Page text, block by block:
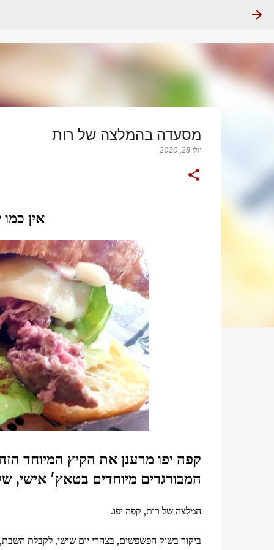
מסעדה בהמלצה של רות
יולי 28, 2020
אין
קפה יפו מרענן את הקיץ המיוחד
המבורגרים מיוחדים בטאץ'
המלצה של רות, קפה יפו.
ביקור בשוק הפשפשים, בצהרי יום שישי, לקבלת